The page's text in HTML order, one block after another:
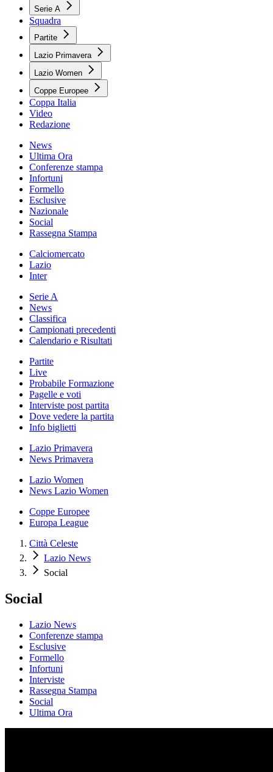
Serie A
Squadra
Partite
Lazio Primavera
Lazio Women
Coppe Europee
Coppa Italia
Video
Redazione
News
Ultima Ora
Conferenze stampa
Infortuni
Formello
Esclusive
Nazionale
Social
Rassegna Stampa
Calciomercato
Lazio
Inter
Serie A
News
Classifica
Campionati precedenti
Calendario e Risultati
Partite
Live
Probabile Formazione
Pagelle e voti
Interviste post partita
Dove vedere la partita
Info biglietti
Lazio Primavera
News Primavera
Lazio Women
News Lazio Women
Coppe Europee
Europa League
Città Celeste
Lazio News
Social
Social
Lazio News
Conferenze stampa
Esclusive
Formello
Infortuni
Interviste
Rassegna Stampa
Social
Ultima Ora